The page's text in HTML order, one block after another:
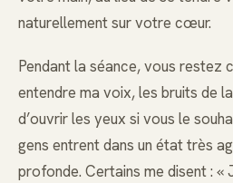
naturellement sur votre cœur.
Pendant la séance, vous restez
entendre ma voix, les bruits de
d’ouvrir les yeux si vous le
gens entrent dans un état très
profonde. Certains me disent : «